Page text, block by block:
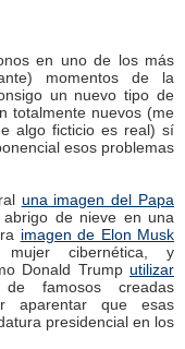
en uno de los más
momentos de la
un nuevo tipo de
totalmente nuevos (me
algo ficticio es real) sí
esos problemas
una imagen del Papa
de nieve en una
imagen de Elon Musk
mujer cibernética, y
Donald Trump utilizar
famosos creadas
aparentar que esas
presidencial en los